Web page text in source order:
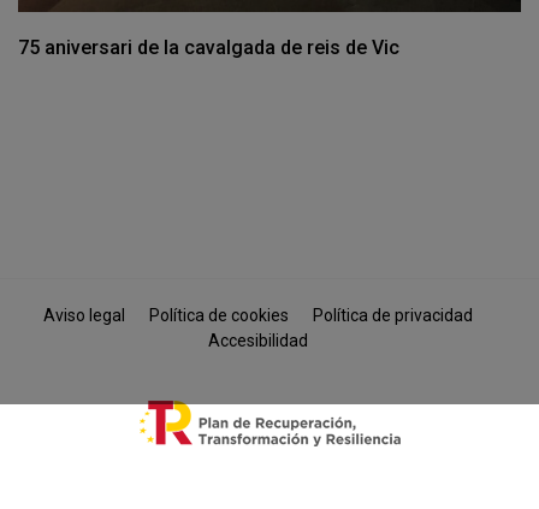
75 aniversari de la cavalgada de reis de Vic
Aviso legal Política de cookies
Política de privacidad
Accesibilidad